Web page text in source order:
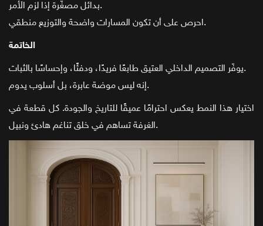
بدائل مصغّرة إذا لزم الأمر.
احرص على أن تكون المسارات واضحة والتوزيع منطقي.
الخاتمة
يوفّر التصميم الداخلي العتيق طابعًا فريدًا، ودفئًا، وإحساسًا بالثبات.
إنه ليس موضة عابرة، بل أسلوب يدوم.
اختيار هذا النمط يعكس احترامًا عميقًا للتاريخ والجودة. كل قطعة في
الغرفة تساهم في خلق تناغم هادئ ونبيل.